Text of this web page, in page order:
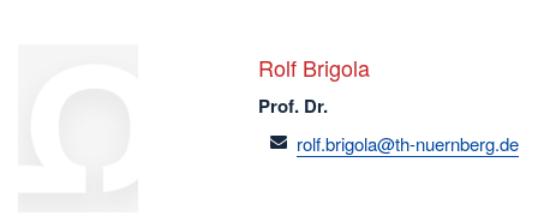
Rolf Brigola
Prof. Dr.
email
rolf.brigola@th-nuernberg.de